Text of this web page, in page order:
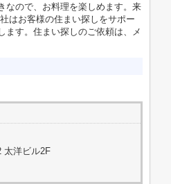
なので、お料理を楽しめます。来
はお客様の住まい探しをサポー
ます。住まい探しのご依頼は、メ
太洋ビル2F